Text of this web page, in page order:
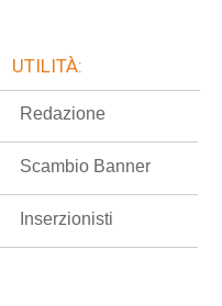
UTILITÀ:
Redazione
Scambio Banner
Inserzionisti